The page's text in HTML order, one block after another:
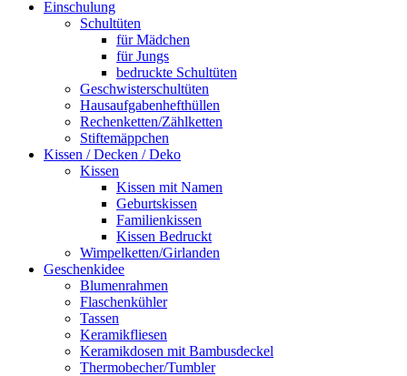
Einschulung
Schultüten
für Mädchen
für Jungs
bedruckte Schultüten
Geschwisterschultüten
Hausaufgabenhefthüllen
Rechenketten/Zählketten
Stiftemäppchen
Kissen / Decken / Deko
Kissen
Kissen mit Namen
Geburtskissen
Familienkissen
Kissen Bedruckt
Wimpelketten/Girlanden
Geschenkidee
Blumenrahmen
Flaschenkühler
Tassen
Keramikfliesen
Keramikdosen mit Bambusdeckel
Thermobecher/Tumbler